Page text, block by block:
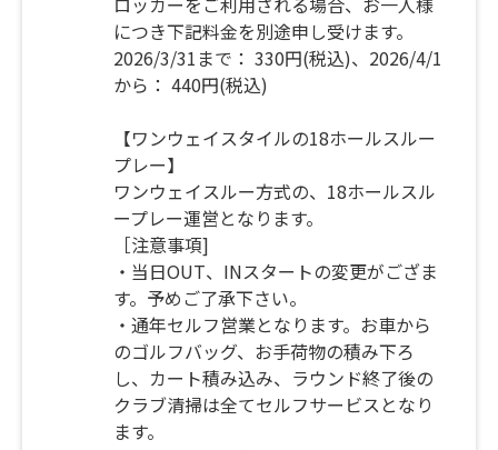
につき下記料金を別途申し受けます。
2026/3/31まで： 330円(税込)、2026/4/1
から： 440円(税込)
【ワンウェイスタイルの18ホールスルー
プレー】
ワンウェイスルー方式の、18ホールスル
ープレー運営となります。
［注意事項]
・当日OUT、INスタートの変更がござま
す。予めご了承下さい。
・通年セルフ営業となります。お車から
のゴルフバッグ、お手荷物の積み下ろ
し、カート積み込み、ラウンド終了後の
クラブ清掃は全てセルフサービスとなり
ます。